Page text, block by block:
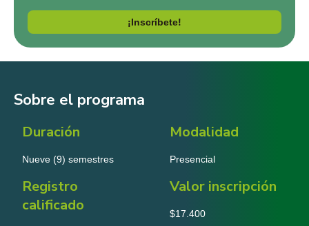
¡Inscríbete!
Sobre el programa
Duración
Nueve (9) semestres
Modalidad
Presencial
Registro
calificado
Valor inscripción
$17.400